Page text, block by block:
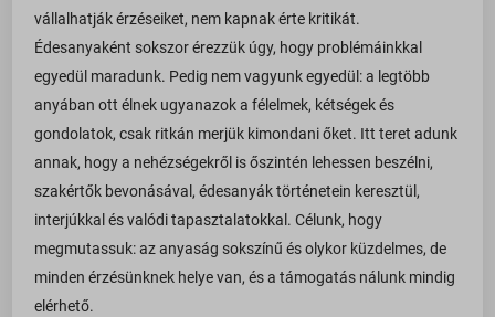
vállalhatják érzéseiket, nem kapnak érte kritikát.
Édesanyaként sokszor érezzük úgy, hogy problémáinkkal
egyedül maradunk. Pedig nem vagyunk egyedül: a legtöbb
anyában ott élnek ugyanazok a félelmek, kétségek és
gondolatok, csak ritkán merjük kimondani őket. Itt teret adunk
annak, hogy a nehézségekről is őszintén lehessen beszélni,
szakértők bevonásával, édesanyák történetein keresztül,
interjúkkal és valódi tapasztalatokkal. Célunk, hogy
megmutassuk: az anyaság sokszínű és olykor küzdelmes, de
minden érzésünknek helye van, és a támogatás nálunk mindig
elérhető.